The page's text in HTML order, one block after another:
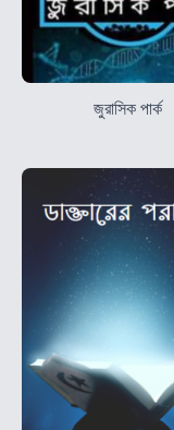
জুরাসিক পার্ক